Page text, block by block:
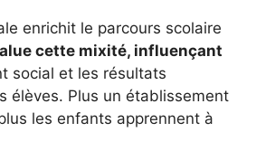
enrichit le parcours scolaire
cette mixité, influençant
social et les résultats
élèves. Plus un établissement
les enfants apprennent à